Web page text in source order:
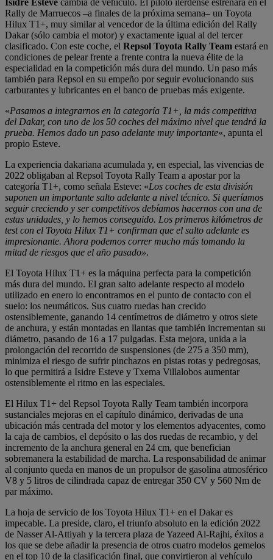
Isidre Esteve cambia de vehículo. El piloto ilerdense estrenará en el
Rally de Marruecos –a finales de la próxima semana– un Toyota
Hilux T1+, muy similar al vencedor de la última edición del Rally
Dakar (sólo cambia el motor) y exactamente igual al del tercer
clasificado. Con este coche, el Repsol Toyota Rally Team estará en
condiciones de pelear frente a frente contra la nueva élite de la
especialidad en la competición más dura del mundo. Un paso más
también para Repsol en su empeño por seguir evolucionando sus
carburantes y lubricantes en el banco de pruebas más exigente.
«Pasamos a integrarnos en la categoría T1+, la más competitiva
del Dakar, con uno de los 50 coches del máximo nivel que tendrá la
prueba. Hemos dado un paso adelante muy importante«, apunta el
propio Esteve.
La experiencia dakariana acumulada y, en especial, las vivencias de
2022 obligaban al Repsol Toyota Rally Team a apostar por la
categoría T1+, como señala Esteve: «Los coches de esta división
suponen un importante salto adelante a nivel técnico. Si queríamos
seguir creciendo y ser competitivos debíamos hacernos con una de
estas unidades, y lo hemos conseguido. Los primeros kilómetros de
test con el Toyota Hilux T1+ confirman que el salto adelante es
impresionante. Ahora podemos correr mucho más tomando la
mitad de riesgos que el año pasado».
El Toyota Hilux T1+ es la máquina perfecta para la competición
más dura del mundo. El gran salto adelante respecto al modelo
utilizado en enero lo encontramos en el punto de contacto con el
suelo: los neumáticos. Sus cuatro ruedas han crecido
ostensiblemente, ganando 14 centímetros de diámetro y otros siete
de anchura, y están montadas en llantas que también incrementan su
diámetro, pasando de 16 a 17 pulgadas. Esta mejora, unida a la
prolongación del recorrido de suspensiones (de 275 a 350 mm),
minimiza el riesgo de sufrir pinchazos en pistas rotas y pedregosas,
lo que permitirá a Isidre Esteve y Txema Villalobos aumentar
ostensiblemente el ritmo en las especiales.
El Hilux T1+ del Repsol Toyota Rally Team también incorpora
sustanciales mejoras en el capítulo dinámico, derivadas de una
ubicación más centrada del motor y los elementos adyacentes, como
la caja de cambios, el depósito o las dos ruedas de recambio, y del
incremento de la anchura general en 24 cm, que benefician
sobremanera la estabilidad de marcha. La responsabilidad de animar
al conjunto queda en manos de un propulsor de gasolina atmosférico
V8 y 5 litros de cilindrada capaz de entregar 350 CV y 560 Nm de
par máximo.
La hoja de servicio de los Toyota Hilux T1+ en el Dakar es
impecable. La preside, claro, el triunfo absoluto en la edición 2022
de Nasser Al-Attiyah y la tercera plaza de Yazeed Al-Rajhi, éxitos a
los que se debe añadir la presencia de otros cuatro modelos gemelos
en el top 10 de la clasificación final, que convirtieron al vehículo